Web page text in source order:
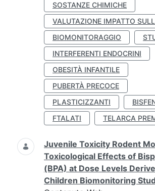
SOSTANZE CHIMICHE
VALUTAZIONE IMPATTO
BIOMONITORAGGIO
INTERFERENTI ENDOCRINI
OBESITÀ INFANTILE
PUBERTÀ PRECOCE
PLASTICIZZANTI
FTALATI
TELARCA
Juvenile Toxicity Rodent
Toxicological Effects of
(BPA) at Dose Levels
Children Biomonitoring